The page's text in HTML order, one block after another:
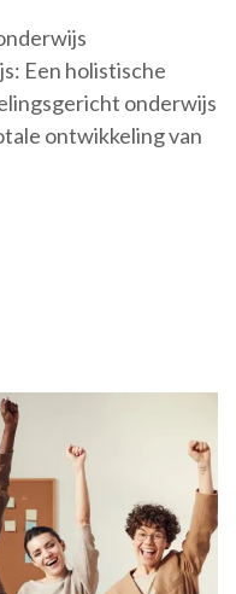
Een holistische
onderwijs
ontwikkeling van